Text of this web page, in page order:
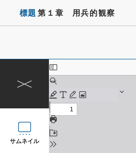
標題 第１章 用兵的観察
サムネイル